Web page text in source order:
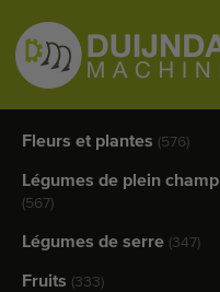
Fleurs et plantes (576)
Légumes de plein champ
(567)
Légumes de serre (347)
Fruits (333)